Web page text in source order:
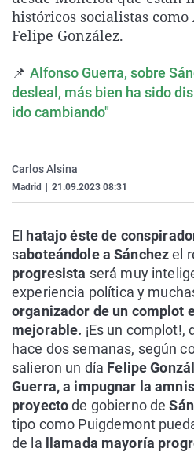
históricos socialistas
Felipe González.
📌 Alfonso Guerra, sobre
desleal, más bien ha sido
ido cambiando"
Carlos Alsina
Madrid 21.09.2023 08:31
El hatajo éste de
saboteándole a Sánchezel
progresista será muy
experiencia política y
organizador de un complot
mejorable. ¡Es un complot!,
hace dos semanas, según
salieron un día Felipe
Guerra, a impugnar la
proyectode gobierno de
tipo como Puigdemont
de la llamada mayoría